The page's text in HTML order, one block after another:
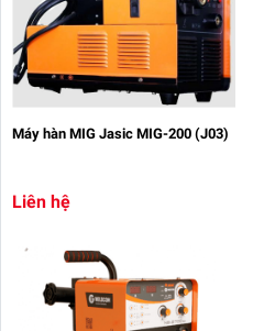
Máy hàn MIG Jasic MIG-200 (J03)
Liên hệ